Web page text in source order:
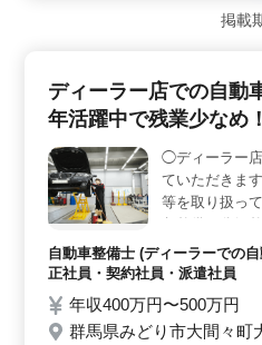
り、生活面のサポートを受け
地でも安心して就業できま
術を活かし、ベテラン人材と
す。 ＜通勤＋待遇充実＞
や社会保険など福利厚生も整
ける環境です。
掲載
ディーラー店での自動
年活躍中で残業少なめ
◯ディーラー
ていただきま
等を取り扱っ
急整備、分解
や取付、補修
度となってお
活躍されてい
応募をお待ち
自動車整備士 (ディーラーでの
正社員・契約社員・派遣社員
年収400万円〜500万円
群馬県みどり市大間々町